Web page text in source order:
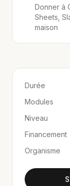
Donner à
Sheets,
maison
Durée
Modules
Niveau
Financement
Organisme